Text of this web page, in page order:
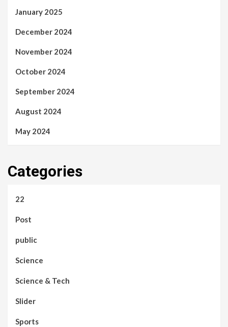
January 2025
December 2024
November 2024
October 2024
September 2024
August 2024
May 2024
Categories
22
Post
public
Science
Science & Tech
Slider
Sports